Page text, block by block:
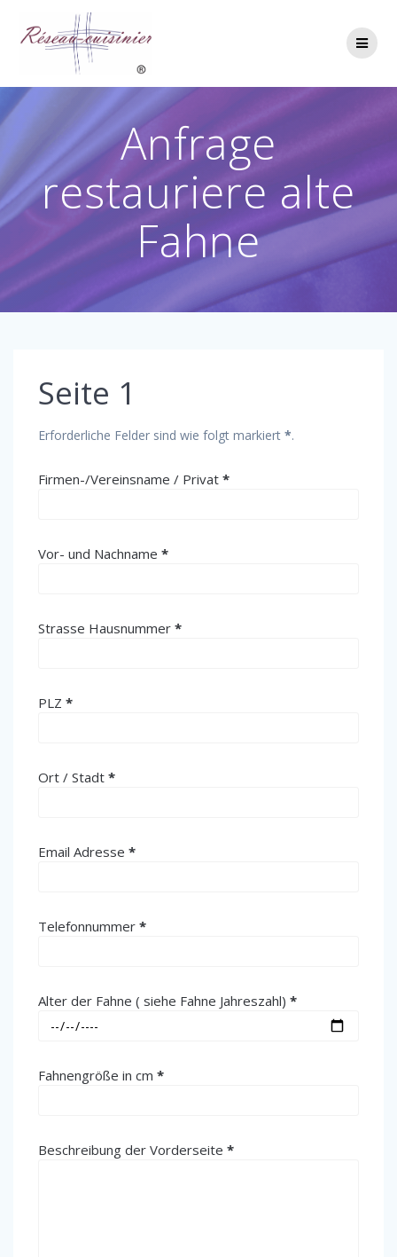
Anfrage
restauriere alte
Fahne
Seite 1
Erforderliche Felder sind wie folgt markiert *.
Firmen-/Vereinsname / Privat (erforderlich)
*
Vor- und Nachname (erforderlich)
*
Strasse Hausnummer (erforderlich)
*
PLZ (erforderlich)
*
Ort / Stadt (erforderlich)
*
Email Adresse (erforderlich)
*
Telefonnummer (erforderlich)
*
Alter der Fahne ( siehe Fahne Jahreszahl) (erforderlich)
*
Fahnengröße in cm (erforderlich)
*
Beschreibung der Vorderseite (erforderlich)
*